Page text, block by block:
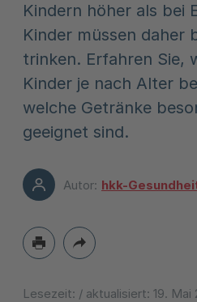
Kindern höher als bei
Kinder müssen daher
trinken. Erfahren Sie,
Kinder je nach Alter
welche Getränke
geeignet sind.
Autor: hkk-
Lesezeit: / aktualisiert: 19. Mai